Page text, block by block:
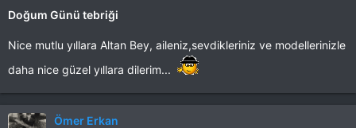
Doğum Günü tebriği
Nice mutlu yıllara Altan Bey, aileniz,sevdikleriniz ve modellerinizle
daha nice güzel yıllara dilerim...
Ömer Erkan